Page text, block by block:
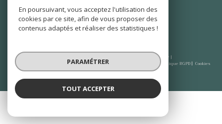
suivre
© 2026 | Tous droits réservés | Traduction powered by Google |
Plan du site
Mentions légales Admin Nos honoraires Politique RGPD Cookies
En poursuivant, vous acceptez l'utilisation des
cookies par ce site, afin de vous proposer des
contenus adaptés et réaliser des statistiques !
PARAMÉTRER
TOUT ACCEPTER